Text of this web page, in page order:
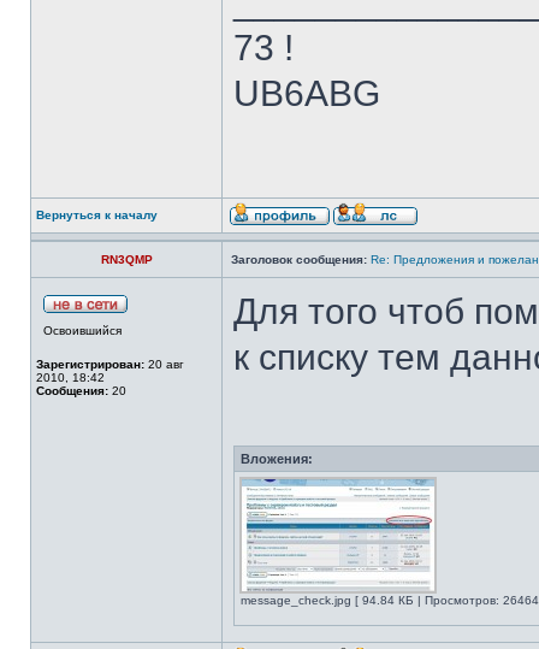
73 !
UB6ABG
Вернуться к началу
RN3QMP Заголовок сообщения: Re: Предложения и
Освоившийся
Зарегистрирован: 20 авг
2010, 18:42
Сообщения: 20
Для того чтоб
к списку тем
Вложения:
message_check.jpg [ 94.84 КБ | Просмотров: